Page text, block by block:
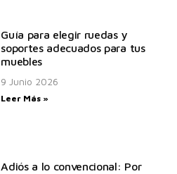
Guía para elegir ruedas y
soportes adecuados para tus
muebles
9 Junio 2026
Leer Más »
Adiós a lo convencional: Por